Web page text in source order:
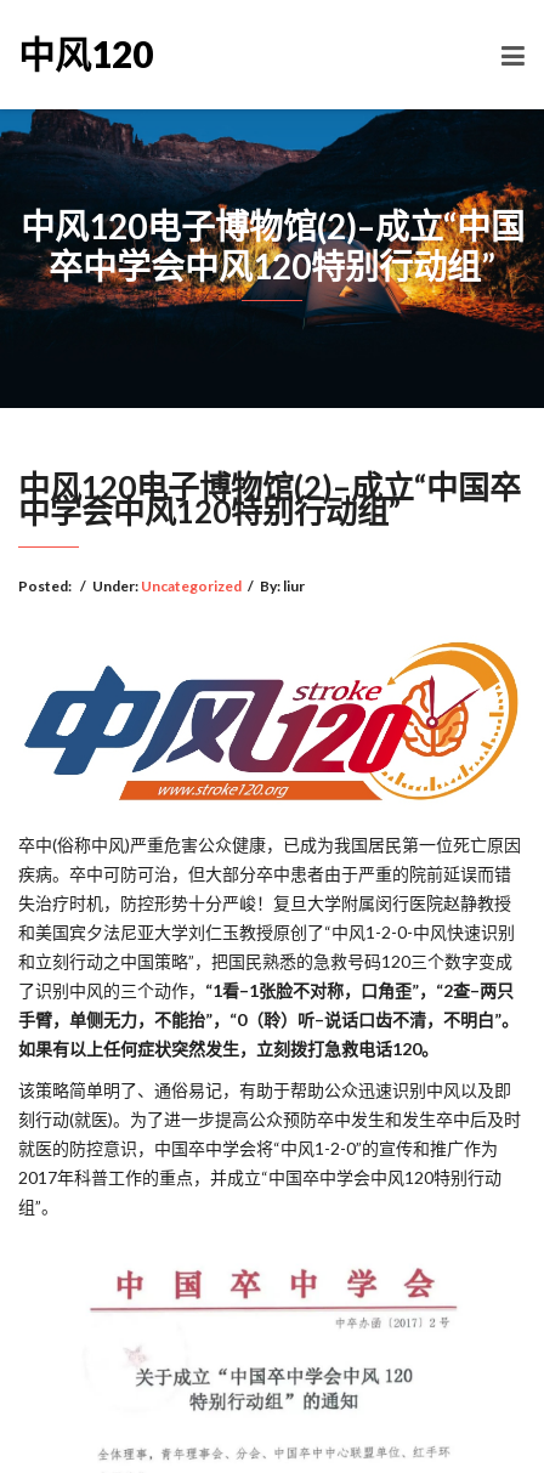
中风120
中风120电子博物馆(2)–成立“中国
卒中学会中风120特别行动组”
中风120电子博物馆(2)–成立“中国卒
中学会中风120特别行动组”
Posted: / Under: Uncategorized / By: liur
卒中(俗称中风)严重危害公众健康，已成为我国居民第一位死亡原因
疾病。卒中可防可治，但大部分卒中患者由于严重的院前延误而错
失治疗时机，防控形势十分严峻！复旦大学附属闵行医院赵静教授
和美国宾夕法尼亚大学刘仁玉教授原创了“中风1-2-0-中风快速识别
和立刻行动之中国策略”，把国民熟悉的急救号码120三个数字变成
了识别中风的三个动作， “1看–1张脸不对称，口角歪”，“2查–两只
手臂，单侧无力，不能抬”，“0（聆）听–说话口齿不清，不明白”。
如果有以上任何症状突然发生，立刻拨打急救电话120。
该策略简单明了、通俗易记，有助于帮助公众迅速识别中风以及即
刻行动(就医)。为了进一步提高公众预防卒中发生和发生卒中后及时
就医的防控意识，中国卒中学会将“中风1-2-0”的宣传和推广作为
2017年科普工作的重点，并成立“中国卒中学会中风120特别行动
组”。